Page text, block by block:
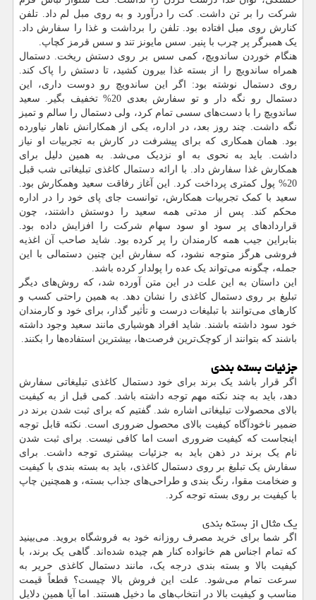
شرکت را بر تن داشت. کت را درآورد و به روی مبل لم داد. تلفن
کنارش روی مبل افتاده بود. تلفن را برداشت و غذا را سفارش داد.
یک همبرگر پر چرب با پنیر. سس مایونز تند و سس قرمز کچاپ.
هنگام خوردن ساندویچ، کمی سس بر روی دستش ریخت. دستمال
همراه ساندویچ را از بسته غذا بیرون کشید، تا دستش را پاک کند.
روی دستمال نوشته بود: اگر این ساندویچ رو دوست داری، این
دستمال رو نگه دار و تو سفارش بعدی 20% تخفیف بگیر. سعید
ساندویچ را با دست‌های سسی تمام کرد، ولی دستمال را سالم و تمیز
نگه داشت. چند روز بعد، در اداره، یکی از همکارانش ناهار نیاورده
بود. همان همکاری که برای پیشرفت در کارش به تجربیات او نیاز
داشت. باید به نحوی به او نزدیک می‌شد. به همین دلیل برای
همکارش غذا سفارش داد. با ارائه دستمال کاغذی تبلیغاتی شب قبل
20% پول کمتری پرداخت کرد. این آغاز رفاقت سعید وهمکارش بود.
سعید با کمک تجربیات همکارش، توانست جای پای خود را در اداره
محکم کند. پس از مدتی همه سعید را دوستش داشتند، چون
قراردادهای پر سود او سود سهام شرکت را افزایش داده بود.
بنابراین جیب همه کارمندان را پر کرده بود. شاید صاحب آن اغذیه
فروشی هرگز متوجه نشود، که سفارش این چنین دستمالی با این
جمله، چگونه می‌تواند یک عده را پولدار کرده باشد.
این داستان به این علت در این متن آورده شد، که روش‌های دیگر
تبلیغ بر روی دستمال کاغذی را نشان دهد. به همین راحتی کسب و
کارهای می‌توانند با تبلیغات درست و تأثیر گذار، برای خود و کارمندان
خود سود داشته باشند. شاید افراد هوشیاری مانند سعید وجود داشته
باشند که بتوانند از کوچک‌ترین فرصت‌ها، بیشترین استفاده‌ها را بکنند.
جزئیات بسته بندی
اگر قرار باشد یک برند برای خود دستمال کاغذی تبلیغاتی سفارش
دهد، باید به چند نکته مهم توجه داشته باشد. کمی قبل از به کیفیت
بالای محصولات تبلیغاتی اشاره شد. گفتیم که برای ثبت شدن برند در
ضمیر ناخودآگاه کیفیت بالای محصول ضروری است. نکته قابل توجه
اینجاست که کیفیت ضروری است اما کافی نیست. برای ثبت شدن
نام یک برند در ذهن باید به جزئیات بیشتری توجه داشت. برای
سفارش یک تبلیغ بر روی دستمال کاغذی، باید به بسته بندی با کیفیت
و ضخامت مقوا، رنگ بندی و طراحی‌های جذاب بسته، و همچنین چاپ
با کیفیت بر روی بسته توجه کرد.
یک مثال از بسته بندی
اگر شما برای خرید مصرف روزانه خود به فروشگاه بروید. می‌بینید
که تمام اجناس هم خانواده کنار هم چیده شده‌اند. گاهی یک برند، با
کیفیت بالا و بسته بندی درجه یک، مانند دستمال کاغذی حریر به
سرعت تمام می‌شود. علت این فروش بالا چیست؟ قطعاً قیمت
مناسب و کیفیت بالا در انتخاب‌های ما دخیل هستند. اما آیا همین دلایل